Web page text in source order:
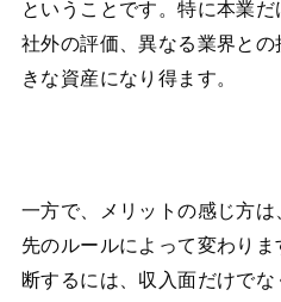
ということです。特に本業だ
社外の評価、異なる業界と
きな資産になり得ます。
一方で、メリットの感じ方
先のルールによって変わり
断するには、収入面だけで